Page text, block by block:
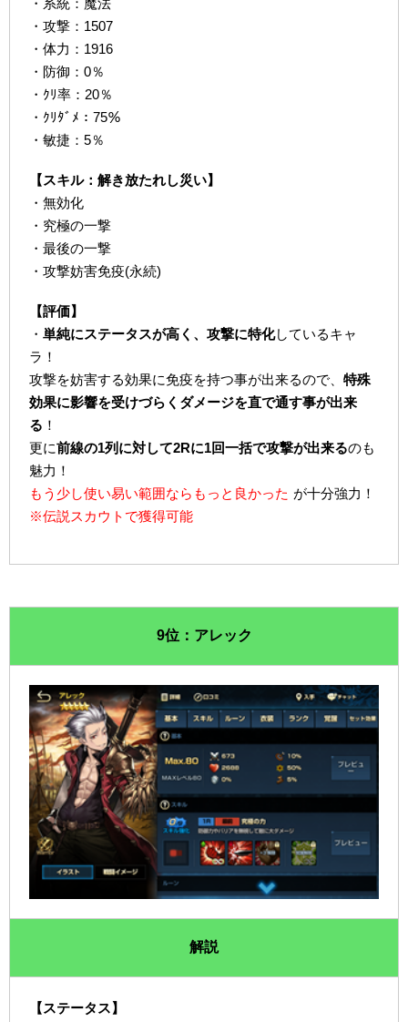
・攻撃：1507
・体力：1916
・防御：0％
・ｸﾘ率：20％
・ｸﾘﾀﾞﾒ：75％
・敏捷：5％
【スキル：解き放たれし災い】
・無効化
・究極の一撃
・最後の一撃
・攻撃妨害免疫(永続)
【評価】
・単純にステータスが高く、攻撃に特化しているキャ
ラ！
攻撃を妨害する効果に免疫を持つ事が出来るので、特殊
効果に影響を受けづらくダメージを直で通す事が出来
る ！
更に前線の1列に対して2Rに1回一括で攻撃が出来るのも
魅力！
もう少し使い易い範囲ならもっと良かった が十分強力！
※伝説スカウトで獲得可能
9位：アレック
解説
【ステータス】